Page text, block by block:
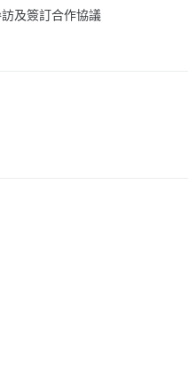
及簽訂合作協議